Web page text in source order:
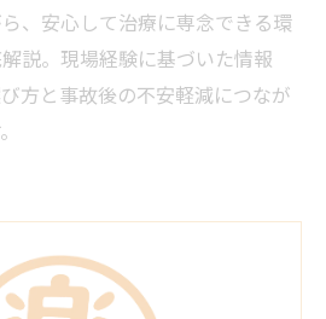
、安心して治療に専念できる環
説。現場経験に基づいた情報
方と事故後の不安軽減につなが